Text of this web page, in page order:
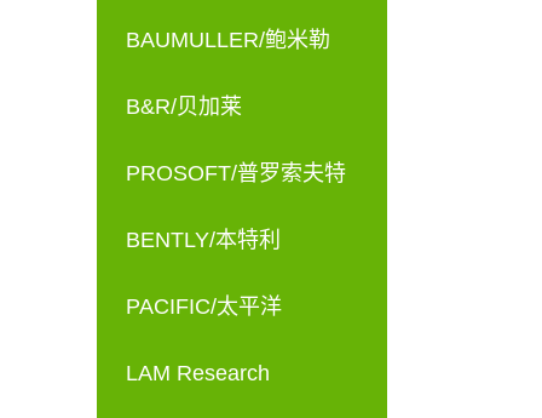
BAUMULLER/鲍米勒
B&R/贝加莱
PROSOFT/普罗索夫特
BENTLY/本特利
PACIFIC/太平洋
LAM Research